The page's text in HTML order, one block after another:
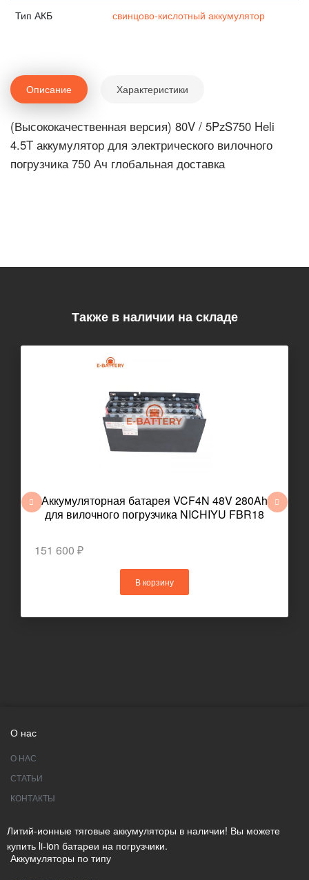
Тип АКБ свинцово-кислотный аккумулятор
Описание Характеристики
(Высококачественная версия) 80V / 5PzS750 Heli
4.5T аккумулятор для электрического вилочного
погрузчика 750 Ач глобальная доставка
Также в наличии на складе
Аккумуляторная батарея VCF4N 48V 280Ah
для вилочного погрузчика NICHIYU FBR18
151 600 ₽
В корзину
О нас
О НАС
СТАТЬИ
КОНТАКТЫ
Литий-ионные тяговые аккумуляторы в наличии! Вы можете
купить li-ion батареи на погрузчики.
Аккумуляторы по типу